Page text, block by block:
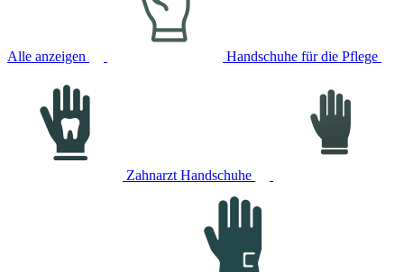
Alle anzeigen Handschuhe für die Pflege
Zahnarzt Handschuhe